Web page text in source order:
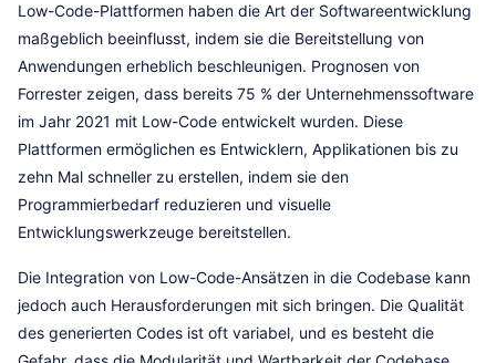
Low-Code-Plattformen haben die Art der Softwareentwicklung
maßgeblich beeinflusst, indem sie die Bereitstellung von
Anwendungen erheblich beschleunigen. Prognosen von
Forrester zeigen, dass bereits 75 % der Unternehmenssoftware
im Jahr 2021 mit Low-Code entwickelt wurden. Diese
Plattformen ermöglichen es Entwicklern, Applikationen bis zu
zehn Mal schneller zu erstellen, indem sie den
Programmierbedarf reduzieren und visuelle
Entwicklungswerkzeuge bereitstellen.
Die Integration von Low-Code-Ansätzen in die Codebase kann
jedoch auch Herausforderungen mit sich bringen. Die Qualität
des generierten Codes ist oft variabel, und es besteht die